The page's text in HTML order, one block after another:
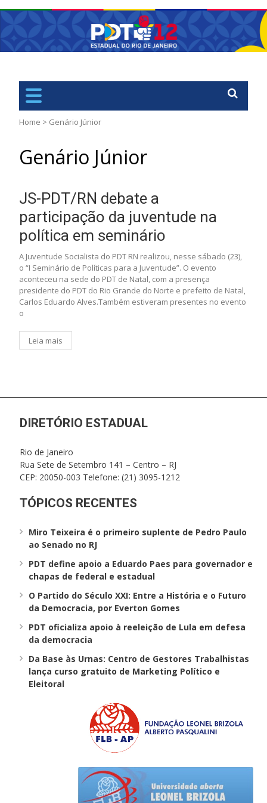
Home > Genário Júnior
Genário Júnior
JS-PDT/RN debate a
participação da juventude na
política em seminário
A Juventude Socialista do PDT RN realizou, nesse sábado (23),
o “I Seminário de Políticas para a Juventude”. O evento
aconteceu na sede do PDT de Natal, com a presença
presidente do PDT do Rio Grande do Norte e prefeito de Natal,
Carlos Eduardo Alves.Também estiveram presentes no evento
o
Leia mais
DIRETÓRIO ESTADUAL
Rio de Janeiro
Rua Sete de Setembro 141 – Centro – RJ
CEP: 20050-003 Telefone: (21) 3095-1212
TÓPICOS RECENTES
Miro Teixeira é o primeiro suplente de Pedro Paulo
ao Senado no RJ
PDT define apoio a Eduardo Paes para governador e
chapas de federal e estadual
O Partido do Século XXI: Entre a História e o Futuro
da Democracia, por Everton Gomes
PDT oficializa apoio à reeleição de Lula em defesa
da democracia
Da Base às Urnas: Centro de Gestores Trabalhistas
lança curso gratuito de Marketing Político e
Eleitoral